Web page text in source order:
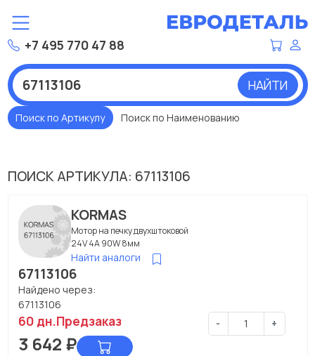
+7 495 770 47 88
НАЙТИ
Поиск по Артикулу Поиск по Наименованию
ПОИСК АРТИКУЛА: 67113106
KORMAS
Мотор на печку двухштоковой
24V 4A 90W 8мм
Найти аналоги
67113106
Найдено через:
67113106
60 дн.Предзаказ - +
3 642 ₽